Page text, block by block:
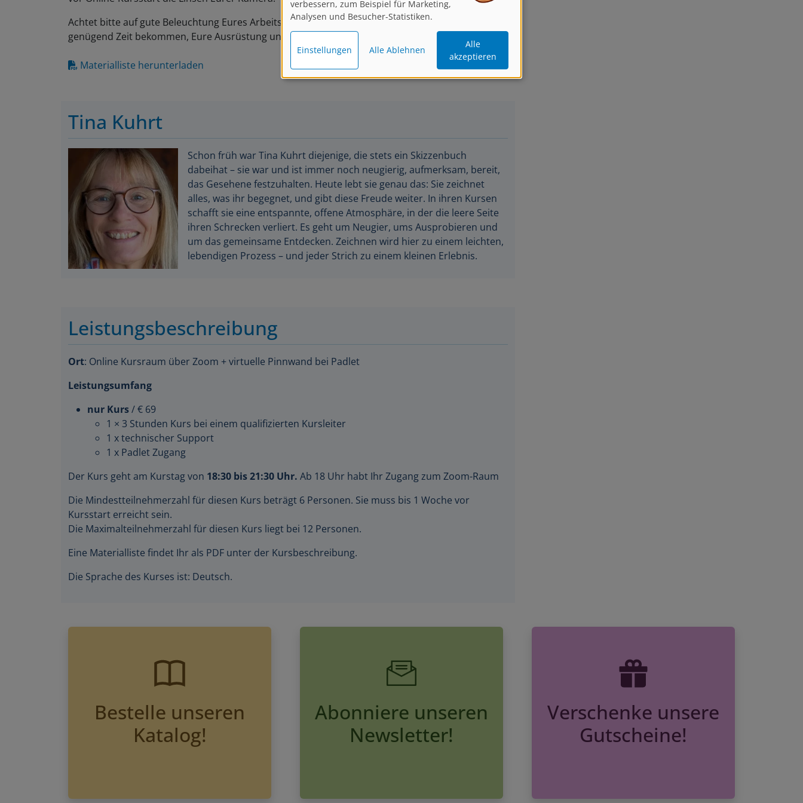
Achtet bitte auf gute Beleuchtung Eures Arbeitsplatzes, Ihr werdet vor Start der Live-Session
genügend Zeit bekommen, Eure Ausrüstung und Euer Licht zu überprüfen!
Materialliste herunterladen
Tina Kuhrt
Schon früh war Tina Kuhrt diejenige, die stets ein Skizzenbuch
dabeihat – sie war und ist immer noch neugierig, aufmerksam, bereit,
das Gesehene festzuhalten. Heute lebt sie genau das: Sie zeichnet
alles, was ihr begegnet, und gibt diese Freude weiter. In ihren Kursen
schafft sie eine entspannte, offene Atmosphäre, in der die leere Seite
ihren Schrecken verliert. Es geht um Neugier, ums Ausprobieren und
um das gemeinsame Entdecken. Zeichnen wird hier zu einem leichten,
lebendigen Prozess – und jeder Strich zu einem kleinen Erlebnis.
Leistungsbeschreibung
Ort: Online Kursraum über Zoom + virtuelle Pinnwand bei Padlet
Leistungsumfang
nur Kurs / € 69
1 × 3 Stunden Kurs bei einem qualifizierten Kursleiter
1 x technischer Support
1 x Padlet Zugang
Der Kurs geht am Kurstag von 18:30 bis 21:30 Uhr. Ab 18 Uhr habt Ihr Zugang zum Zoom-Raum
Die Mindestteilnehmerzahl für diesen Kurs beträgt 6 Personen. Sie muss bis 1 Woche vor
Kursstart erreicht sein.
Die Maximalteilnehmerzahl für diesen Kurs liegt bei 12 Personen.
Eine Materialliste findet Ihr als PDF unter der Kursbeschreibung.
Die Sprache des Kurses ist: Deutsch.
Bestelle unseren
Katalog!
Abonniere unseren
Newsletter!
Verschenke unsere
Gutscheine!
Analysen und Besucher-Statistiken.
Einstellungen Alle Ablehnen
Alle
akzeptieren